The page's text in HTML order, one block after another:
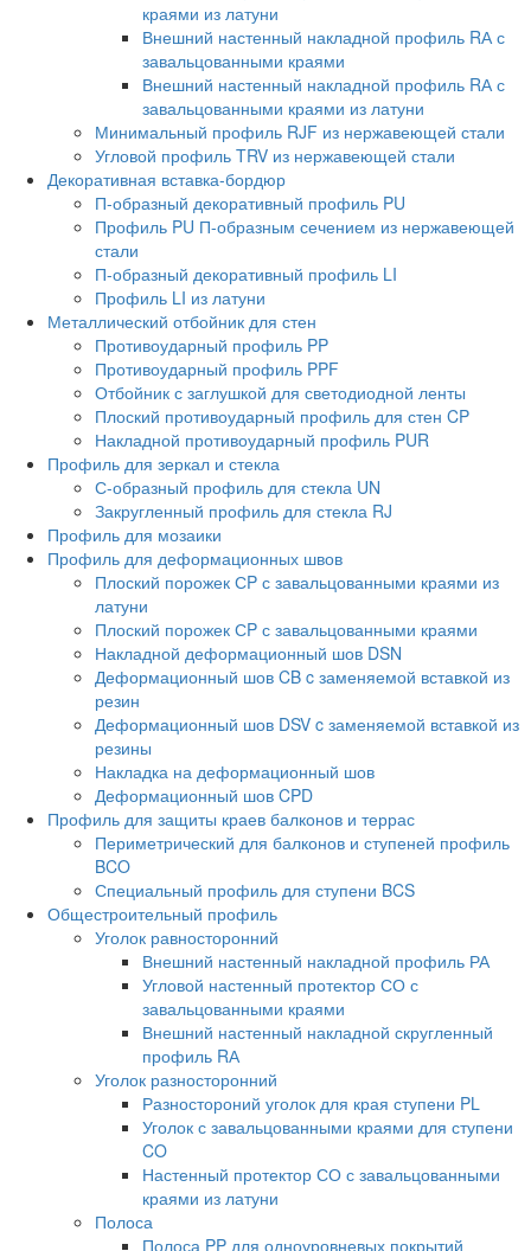
краями из латуни
Внешний настенный накладной профиль RА с
завальцованными краями
Внешний настенный накладной профиль RА с
завальцованными краями из латуни
Минимальный профиль RJF из нержавеющей стали
Угловой профиль TRV из нержавеющей стали
Декоративная вставка-бордюр
П-образный декоративный профиль PU
Профиль PU П-образным сечением из нержавеющей
стали
П-образный декоративный профиль LI
Профиль LI из латуни
Металлический отбойник для стен
Противоударный профиль PP
Противоударный профиль PPF
Отбойник с заглушкой для светодиодной ленты
Плоский противоударный профиль для стен CP
Накладной противоударный профиль PUR
Профиль для зеркал и стекла
С-образный профиль для стекла UN
Закругленный профиль для стекла RJ
Профиль для мозаики
Профиль для деформационных швов
Плоский порожек СP с завальцованными краями из
латуни
Плоский порожек СP с завальцованными краями
Накладной деформационный шов DSN
Деформационный шов CB c заменяемой вставкой из
резин
Деформационный шов DSV c заменяемой вставкой из
резины
Накладка на деформационный шов
Деформационный шов CPD
Профиль для защиты краев балконов и террас
Периметрический для балконов и ступеней профиль
BCO
Специальный профиль для ступени BCS
Общестроительный профиль
Уголок равносторонний
Внешний настенный накладной профиль РА
Угловой настенный протектор СО с
завальцованными краями
Внешний настенный накладной скругленный
профиль RА
Уголок разносторонний
Разностороний уголок для края ступени PL
Уголок с завальцованными краями для ступени
CO
Настенный протектор СО с завальцованными
краями из латуни
Полоса
Полоса PP для одноуровневых покрытий